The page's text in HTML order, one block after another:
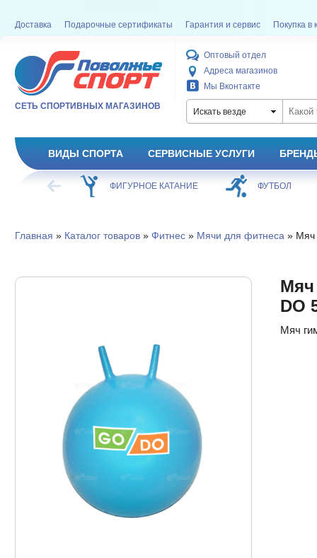
Доставка Подарочные сертификаты Гарантия и сервис Покупка в
СЕТЬ СПОРТИВНЫХ МАГАЗИНОВ
Оптовый отдел
Адреса магазинов
Мы Вконтакте
Искать везде
ВИДЫ СПОРТА СЕРВИСНЫЕ УСЛУГИ
ХОККЕЙ ФИГУРНОЕ КАТАНИЕ ФУТБОЛ
Главная » Каталог товаров» Фитнес» Мячи для фитнеса » Мяч
Мяч
DO
Мяч